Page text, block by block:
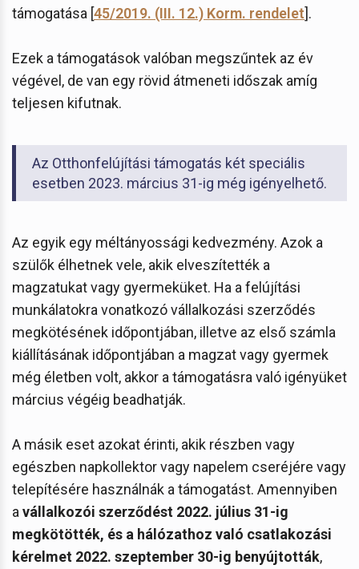
támogatása [45/2019. (III. 12.) Korm. rendelet].
Ezek a támogatások valóban megszűntek az év
végével, de van egy rövid átmeneti időszak amíg
teljesen kifutnak.
Az Otthonfelújítási támogatás két speciális
esetben 2023. március 31-ig még igényelhető.
Az egyik egy méltányossági kedvezmény. Azok a
szülők élhetnek vele, akik elveszítették a
magzatukat vagy gyermeküket. Ha a felújítási
munkálatokra vonatkozó vállalkozási szerződés
megkötésének időpontjában, illetve az első számla
kiállításának időpontjában a magzat vagy gyermek
még életben volt, akkor a támogatásra való igényüket
március végéig beadhatják.
A másik eset azokat érinti, akik részben vagy
egészben napkollektor vagy napelem cseréjére vagy
telepítésére használnák a támogatást. Amennyiben
a vállalkozói szerződést 2022. július 31-ig
megkötötték, és a hálózathoz való csatlakozási
kérelmet 2022. szeptember 30-ig benyújtották,